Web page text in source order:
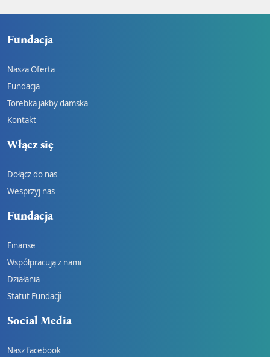
Fundacja
Nasza Oferta
Fundacja
Torebka jakby damska
Kontakt
Włącz się
Dołącz do nas
Wesprzyj nas
Fundacja
Finanse
Współpracują z nami
Działania
Statut Fundacji
Social Media
Nasz facebook